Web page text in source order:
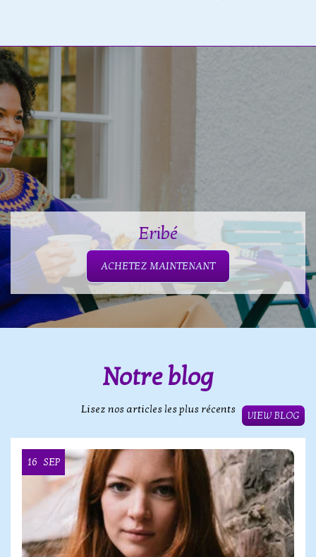
Eribé
ACHETEZ MAINTENANT
Notre blog
Lisez nos articles les plus récents
VIEW BLOG
16 SEP